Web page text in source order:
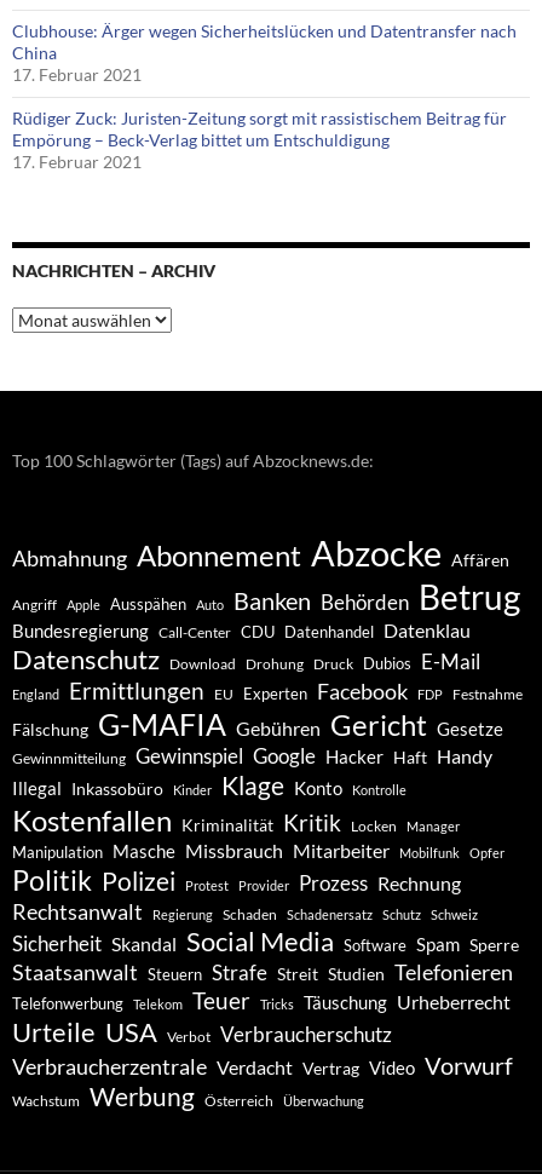
Clubhouse: Ärger wegen Sicherheitslücken und Datentransfer nach
China
17. Februar 2021
Rüdiger Zuck: Juristen-Zeitung sorgt mit rassistischem Beitrag für
Empörung – Beck-Verlag bittet um Entschuldigung
17. Februar 2021
NACHRICHTEN – ARCHIV
Nachrichten
–
Top 100 Schlagwörter (Tags) auf Abzocknews.de:
Abmahnung Abonnement Abzocke Affären
Angriff Apple Ausspähen Auto Banken Behörden Betrug
Bundesregierung Call-Center CDU Datenhandel Datenklau
Datenschutz Download Drohung Druck Dubios E-Mail
England Ermittlungen EU Experten Facebook FDP Festnahme
Fälschung G-MAFIA Gebühren Gericht Gesetze
Gewinnmitteilung Gewinnspiel Google Hacker Haft Handy
Illegal Inkassobüro Kinder Klage Konto Kontrolle
Kostenfallen Kriminalität Kritik Locken Manager
Manipulation Masche Missbrauch Mitarbeiter Mobilfunk Opfer
Politik Polizei Protest Provider Prozess Rechnung
Rechtsanwalt Regierung Schaden Schadenersatz Schutz Schweiz
Sicherheit Skandal Social Media Software Spam Sperre
Staatsanwalt Steuern Strafe Streit Studien Telefonieren
Telefonwerbung Telekom Teuer Tricks Täuschung Urheberrecht
Urteile USA Verbot Verbraucherschutz
Verbraucherzentrale Verdacht Vertrag Video Vorwurf
Wachstum Werbung Österreich Überwachung